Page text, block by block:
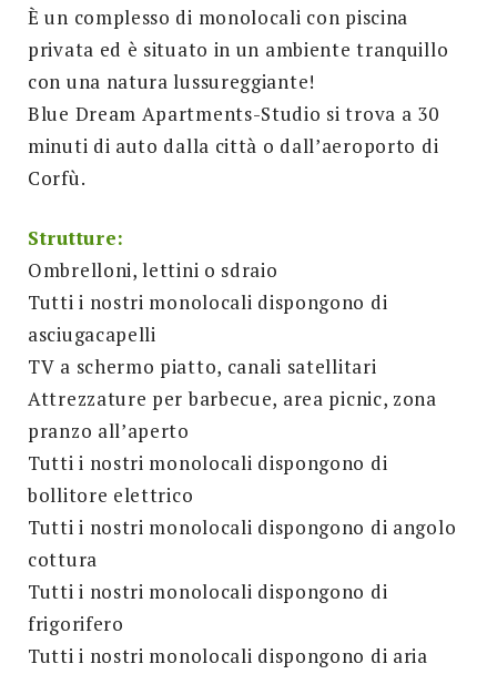
È un complesso di monolocali con piscina
privata ed è situato in un ambiente tranquillo
con una natura lussureggiante!
Blue Dream Apartments-Studio si trova a 30
minuti di auto dalla città o dall’aeroporto di
Corfù.
Strutture:
Ombrelloni, lettini o sdraio
Tutti i nostri monolocali dispongono di
asciugacapelli
TV a schermo piatto, canali satellitari
Attrezzature per barbecue, area picnic, zona
pranzo all’aperto
Tutti i nostri monolocali dispongono di
bollitore elettrico
Tutti i nostri monolocali dispongono di angolo
cottura
Tutti i nostri monolocali dispongono di
frigorifero
Tutti i nostri monolocali dispongono di aria